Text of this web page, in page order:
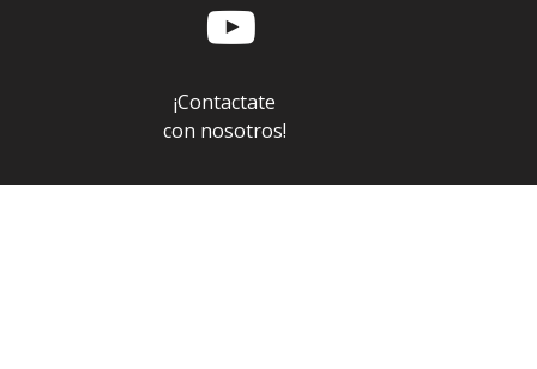

¡Contactate
con nosotros!